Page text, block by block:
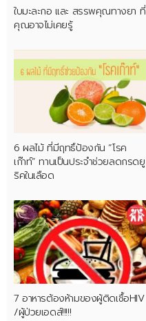
ใบมะละกอ และ สรรพคุณทางยา ที่
คุณอาจไม่เคยรู้
6 ผลไม้ ที่มีฤทธิ์ป้องกัน “โรค
เก๊าท์” ทานเป็นประจำช่วยลดกรดยู
ริคในเลือด
7 อาหารต้องห้ามของผู้ติดเชื้อHIV
/ผู้ป่วยเอดส์!!!!!